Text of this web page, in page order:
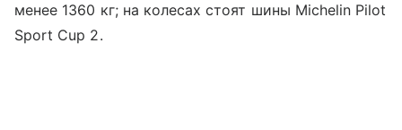
менее 1360 кг; на колесах стоят шины Michelin Pilot
Sport Cup 2.